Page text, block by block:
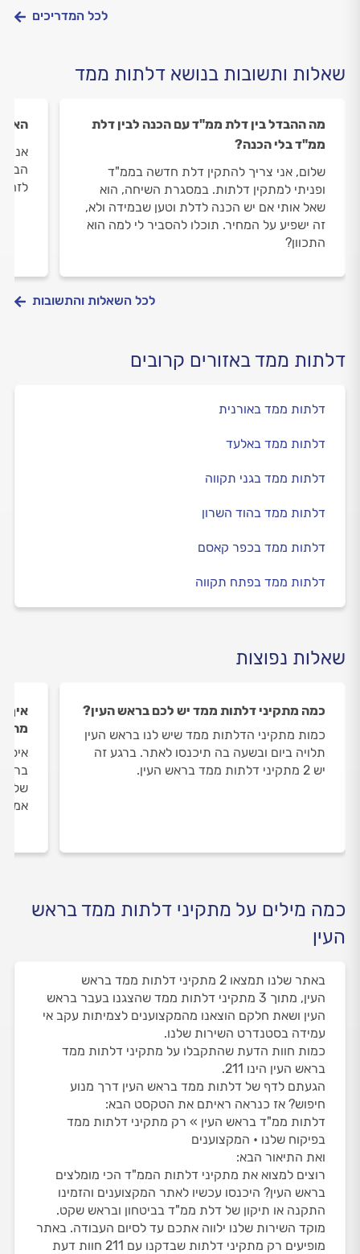
לכל המדריכים
שאלות ותשובות בנושא דלתות ממד
מה ההבדל בין דלת ממ"ד עם הכנה לבין דלת
ממ"ד בלי הכנה?
שלום, אני צריך להתקין דלת חדשה בממ"ד
ופניתי למתקין דלתות. במסגרת השיחה, הוא
שאל אותי אם יש הכנה לדלת וטען שבמידה ולא,
זה ישפיע על המחיר. תוכלו להסביר לי למה הוא
התכוון?
האם
אני
לכל השאלות והתשובות
דלתות ממד באזורים קרובים
דלתות ממד באורנית
דלתות ממד באלעד
דלתות ממד בגני תקווה
דלתות ממד בהוד השרון
דלתות ממד בכפר קאסם
דלתות ממד בפתח תקווה
שאלות נפוצות
כמה מתקיני דלתות ממד יש לכם בראש העין?
כמות מתקיני הדלתות ממד שיש לנו בראש העין
תלויה ביום ובשעה בה תיכנסו לאתר. ברגע זה
יש 2 מתקיני דלתות ממד בראש העין.
איך
כמה מילים על מתקיני דלתות ממד בראש
העין
באתר שלנו תמצאו 2 מתקיני דלתות ממד בראש
העין, מתוך 3 מתקיני דלתות ממד שהצגנו בעבר בראש
העין ושאת חלקם הוצאנו מהמקצוענים לצמיתות עקב אי
עמידה בסטנדרט השירות שלנו.
כמות חוות הדעת שהתקבלו על מתקיני דלתות ממד
בראש העין הינו 211.
הגעתם לדף של דלתות ממד בראש העין דרך מנוע
חיפוש? אז כנראה ראיתם את הטקסט הבא:
דלתות ממ"ד בראש העין » רק מתקיני דלתות ממד
בפיקוח שלנו • המקצוענים
ואת התיאור הבא:
רוצים למצוא את מתקיני דלתות הממ"ד הכי מומלצים
בראש העין? היכנסו עכשיו לאתר המקצוענים והזמינו
התקנה או תיקון של דלת ממ"ד בביטחון ובראש שקט.
מוקד השירות שלנו ילווה אתכם עד לסיום העבודה. באתר
מופיעים רק מתקיני דלתות שבדקנו עם 211 חוות דעת